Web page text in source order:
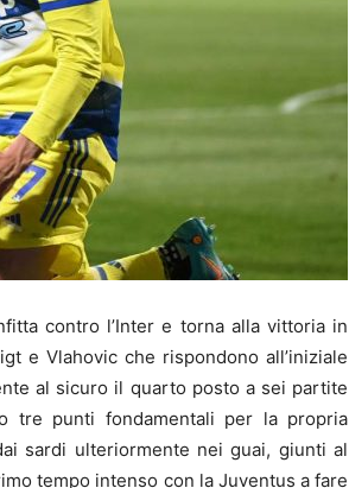
contro l’Inter e torna alla vittoria in
e Vlahovic che rispondono all’iniziale
al sicuro il quarto posto a sei partite
tre punti fondamentali per la propria
sardi ulteriormente nei guai, giunti al
tempo intenso con la Juventus a fare